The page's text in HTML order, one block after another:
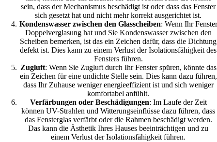
sein, dass der Mechanismus beschädigt ist oder dass das Fenster
sich gesetzt hat und nicht mehr korrekt ausgerichtet ist.
Kondenswasser zwischen den Glasscheiben: Wenn Ihr Fenster
Doppelverglasung hat und Sie Kondenswasser zwischen den
Scheiben bemerken, ist das ein Zeichen dafür, dass die Dichtung
defekt ist. Dies kann zu einem Verlust der Isolationsfähigkeit des
Fensters führen.
Zugluft: Wenn Sie Zugluft durch Ihr Fenster spüren, könnte das
ein Zeichen für eine undichte Stelle sein. Dies kann dazu führen,
dass Ihr Zuhause weniger energieeffizient ist und sich weniger
komfortabel anfühlt.
Verfärbungen oder Beschädigungen: Im Laufe der Zeit
können UV-Strahlen und Witterungseinflüsse dazu führen, dass
das Fensterglas verfärbt oder die Rahmen beschädigt werden.
Das kann die Ästhetik Ihres Hauses beeinträchtigen und zu
einem Verlust der Isolationsfähigkeit führen.